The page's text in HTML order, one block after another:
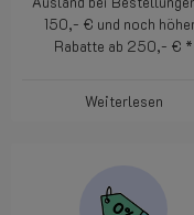
150,- € und noch
Rabatte ab 250,- € *
Weiterlesen